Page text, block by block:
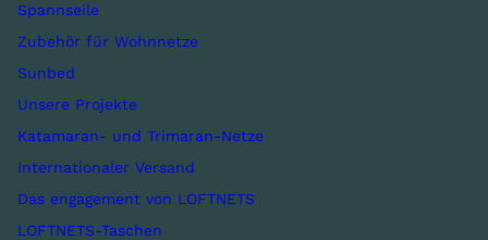
Spannseile
Zubehör für Wohnnetze
Sunbed
Unsere Projekte
Katamaran- und Trimaran-Netze
Internationaler Versand
Das engagement von LOFTNETS
LOFTNETS-Taschen